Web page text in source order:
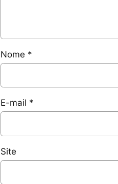
Nome *
E-mail *
Site